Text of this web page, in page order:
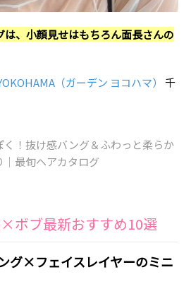
、小顔見せはもちろん面長さんの
（ガーデン ヨコハマ）
千
！抜け感バング＆ふわっと柔らか
最旬ヘアカタログ
×ボブ最新おすすめ10選
グ×フェイスレイヤーのミニ